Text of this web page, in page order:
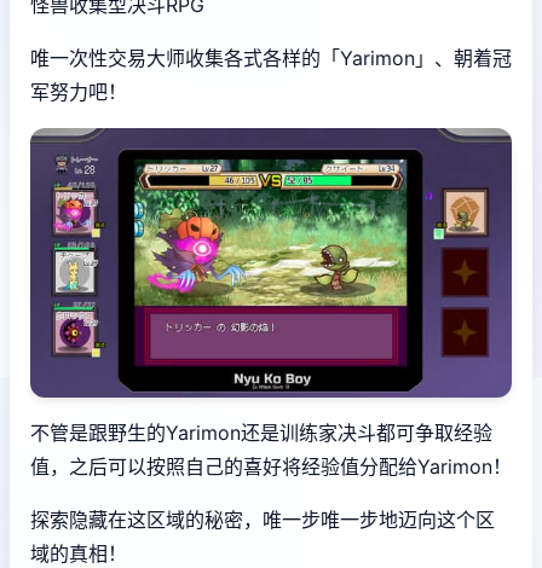
唯一次性交易大师收集各式各样的「Yarimon」、朝着冠
军努力吧！
不管是跟野生的Yarimon还是训练家决斗都可争取经验
值，之后可以按照自己的喜好将经验值分配给Yarimon！
探索隐藏在这区域的秘密，唯一步唯一步地迈向这个区
域的真相！